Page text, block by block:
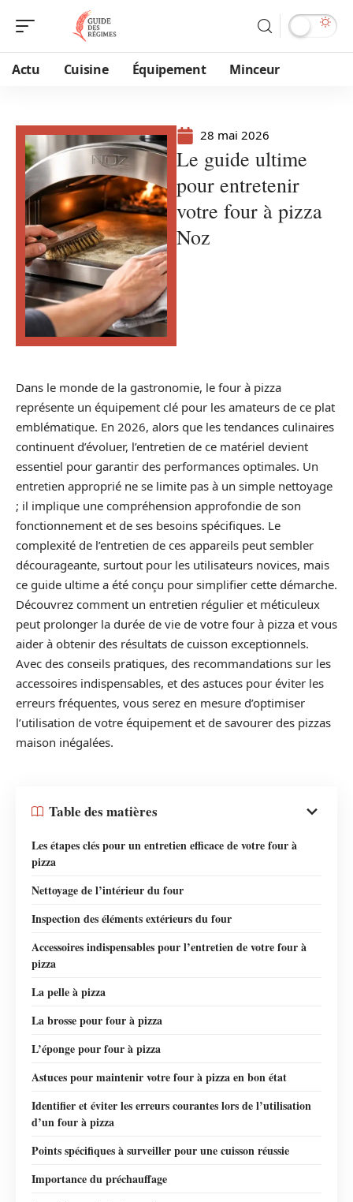
Actu Cuisine Équipement Minceur
28 mai 2026
Le guide ultime
pour entretenir
votre four à pizza
Noz
Dans le monde de la gastronomie, le four à pizza
représente un équipement clé pour les amateurs de ce plat
emblématique. En 2026, alors que les tendances culinaires
continuent d’évoluer, l’entretien de ce matériel devient
essentiel pour garantir des performances optimales. Un
entretien approprié ne se limite pas à un simple nettoyage
; il implique une compréhension approfondie de son
fonctionnement et de ses besoins spécifiques. Le
complexité de l’entretien de ces appareils peut sembler
décourageante, surtout pour les utilisateurs novices, mais
ce guide ultime a été conçu pour simplifier cette démarche.
Découvrez comment un entretien régulier et méticuleux
peut prolonger la durée de vie de votre four à pizza et vous
aider à obtenir des résultats de cuisson exceptionnels.
Avec des conseils pratiques, des recommandations sur les
accessoires indispensables, et des astuces pour éviter les
erreurs fréquentes, vous serez en mesure d’optimiser
l’utilisation de votre équipement et de savourer des pizzas
maison inégalées.
Table des matières
Les étapes clés pour un entretien efficace de votre four à
pizza
Nettoyage de l’intérieur du four
Inspection des éléments extérieurs du four
Accessoires indispensables pour l’entretien de votre four à
pizza
La pelle à pizza
La brosse pour four à pizza
L’éponge pour four à pizza
Astuces pour maintenir votre four à pizza en bon état
Identifier et éviter les erreurs courantes lors de l’utilisation
d’un four à pizza
Points spécifiques à surveiller pour une cuisson réussie
Importance du préchauffage